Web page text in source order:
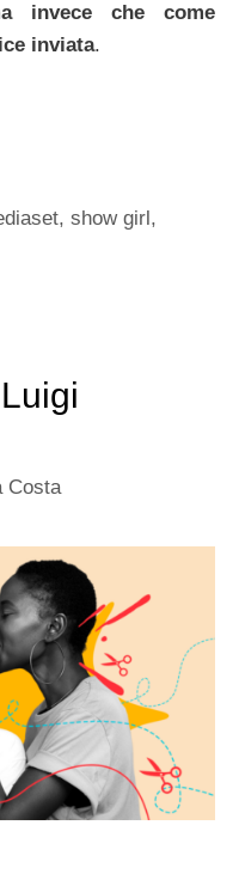
invece che come
inviata.
,show girl,
Costa